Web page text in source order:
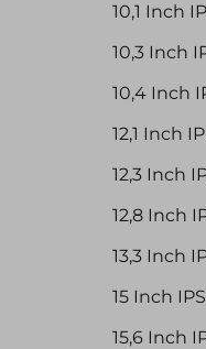
10,1 Inch
10,3 Inch
10,4 Inch
12,1 Inch
12,3 Inch
12,8 Inch
13,3 Inch
15 Inch
15,6 Inch